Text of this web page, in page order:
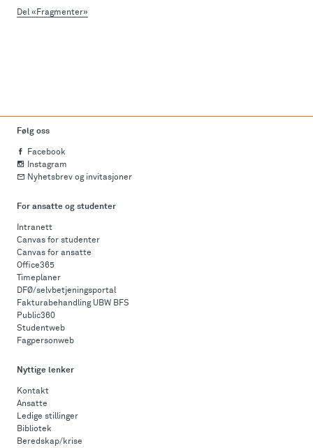
Del «Fragmenter»
Følg oss
Facebook
Instagram
Nyhetsbrev og invitasjoner
For ansatte og studenter
Intranett
Canvas for studenter
Canvas for ansatte
Office365
Timeplaner
DFØ/selvbetjeningsportal
Fakturabehandling UBW BFS
Public360
Studentweb
Fagpersonweb
Nyttige lenker
Kontakt
Ansatte
Ledige stillinger
Bibliotek
Beredskap/krise